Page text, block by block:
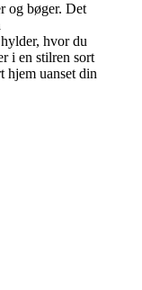
og bøger. Det
hvor du
i en stilren sort
hjem uanset din